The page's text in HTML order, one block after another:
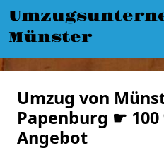
Münster
Umzug von
Papenburg ☛ 100
Angebot